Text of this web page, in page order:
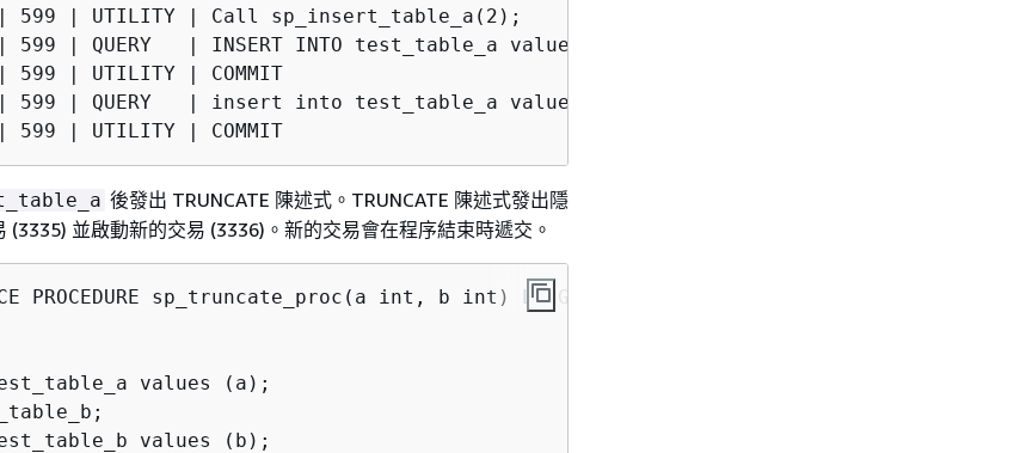
599 | UTILITY | Call sp_insert_table_a(2);
599 | QUERY   | INSERT INTO test_table_a values ( $1 )
599 | UTILITY | COMMIT
599 | QUERY   | insert into test_table_a values (3);
後發出 TRUNCATE 陳述式。TRUNCATE 陳述式發出隱
(3335) 並啟動新的交易 (3336)。新的交易會在程序結束時遞交。
PROCEDURE sp_truncate_proc(a int, b int) LANGUAGE plpgsql
values (a);
values (b);